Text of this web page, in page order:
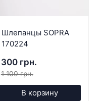
Шлепанцы SOPRA
170224
300 грн.
1 100 грн.
В корзину